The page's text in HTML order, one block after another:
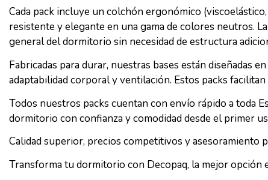
Cada pack incluye un colchón ergonómico
resistente y elegante en una gama de colores neutros.
general del dormitorio sin necesidad de estructura
Fabricadas para durar, nuestras bases están diseñadas
adaptabilidad corporal y ventilación. Estos packs
Todos nuestros packs cuentan con envío rápido a toda
dormitorio con confianza y comodidad desde el primer
Calidad superior, precios competitivos y asesoramiento
Transforma tu dormitorio con Decopaq, la mejor opción